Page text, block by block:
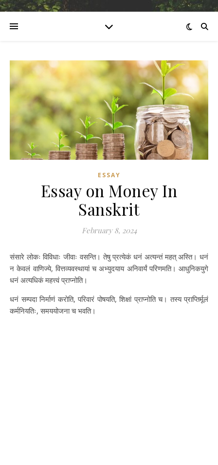
ESSAY
Essay on Money In
Sanskrit
February 8, 2024
संसारे लोकः विविधाः जीवाः वसन्ति। तेषु प्रत्येकं धनं अत्यन्तं महत् अस्ति। धनं
न केवलं वाणिज्ये, वित्तव्यवस्थायां च अभ्युदयाय अनिवार्यं परिणमति। आधुनिकयुगे
धनं अत्यधिकं महत्त्वं प्राप्नोति।
धनं सम्पदा निर्माणं करोति, परिवारं पोषयति, शिक्षां प्राप्नोति च। तस्य प्राप्तिर्मूलं
कर्मनियतिः, समययोजना च भवति।